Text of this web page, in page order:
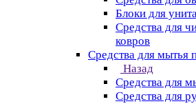
Блоки для
Средства для
ковров
Средства для мытья
Назад
Средства для
Средства для